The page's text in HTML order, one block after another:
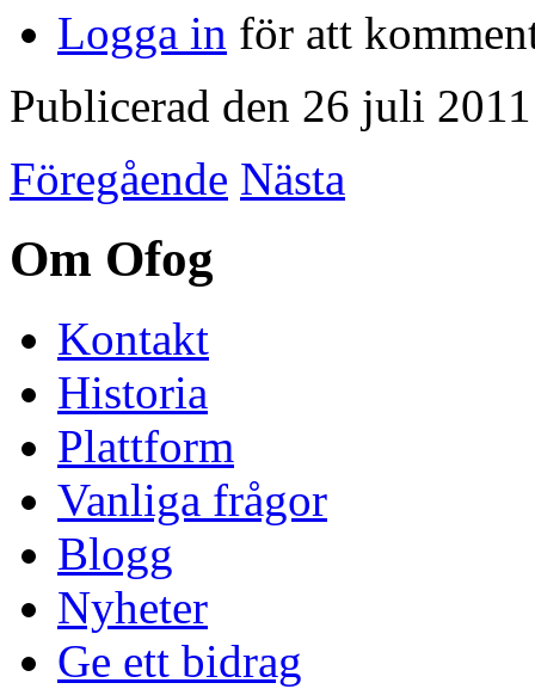
Logga in för att
Publicerad den 26 juli 2011
Föregående Nästa
Om Ofog
Kontakt
Historia
Plattform
Vanliga frågor
Blogg
Nyheter
Ge ett bidrag